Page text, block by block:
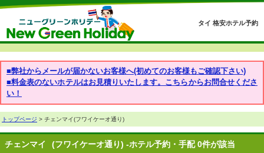
タイ 格安ホテル予約
■弊社からメールが届かないお客様へ(初めてのお客様もご確認下さい)
■料金表のないホテルはお見積りいたします。こちらからお問合せくださ
い！
トップページ > チェンマイ(フワイケーオ通り)
チェンマイ (フワイケーオ通り) -ホテル予約・手配 0件が該当